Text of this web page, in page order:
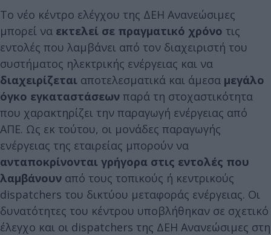
Το νέο κέντρο ελέγχου της ΔΕΗ Ανανεώσιμες
μπορεί να εκτελεί σε πραγματικό χρόνο τις
εντολές που λαμβάνει από τον διαχειριστή του
συστήματος ηλεκτρικής ενέργειας και να
διαχειρίζεται αποτελεσματικά και άμεσα μεγάλο
όγκο εγκαταστάσεων παρά τη στοχαστικότητα
που χαρακτηρίζει την παραγωγή ενέργειας από
ΑΠΕ. Ως εκ τούτου, οι μονάδες παραγωγής
ενέργειας της εταιρείας μπορούν να
ανταποκρίνονται γρήγορα στις εντολές που
λαμβάνουν από τους τοπικούς ή κεντρικούς
dispatchers του δικτύου μεταφοράς ενέργειας. Οι
δυνατότητες του κέντρου υποβλήθηκαν σε σχετικό
έλεγχο και οι dispatchers της ΔΕΗ Ανανεώσιμες στη